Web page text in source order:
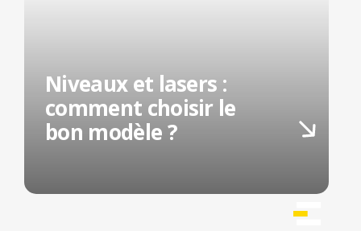
Niveaux et lasers :
comment choisir le
bon modèle ?